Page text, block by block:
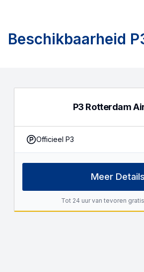
Beschikbaarheid
P3 Rotterdam
Officieel P3
Meer Details
Tot 24 uur van tevoren